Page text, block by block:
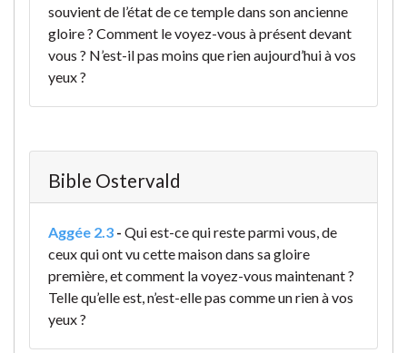
souvient de l’état de ce temple dans son ancienne
gloire ? Comment le voyez-vous à présent devant
vous ? N’est-il pas moins que rien aujourd’hui à vos
yeux ?
Bible Ostervald
Aggée 2.3 - Qui est-ce qui reste parmi vous, de
ceux qui ont vu cette maison dans sa gloire
première, et comment la voyez-vous maintenant ?
Telle qu’elle est, n’est-elle pas comme un rien à vos
yeux ?